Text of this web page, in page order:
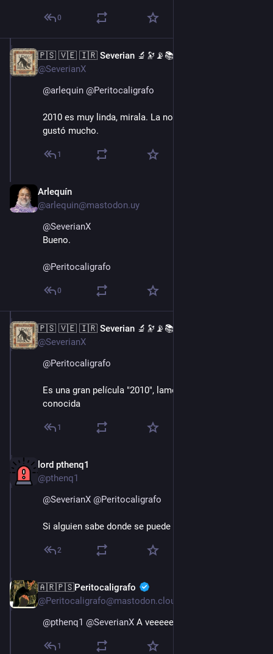
0
🇵🇸 🇻🇪 🇮🇷 Severian 🔬🔭📡📚
@SeverianX
@arlequin @Peritocaligrafo
2010 es muy linda, mirala. La novela también me
gustó mucho.
1
Arlequín
@arlequin@mastodon.uy
@SeverianX
Bueno.
@Peritocaligrafo
0
🇵🇸 🇻🇪 🇮🇷 Severian 🔬🔭📡📚
@SeverianX
@Peritocaligrafo
Es una gran película "2010", lamentablemente poco
conocida
1
lord pthenq1
@pthenq1
@SeverianX @Peritocaligrafo
Si alguien sabe donde se puede acceder.. :D
2
🇦🇷🇵🇸Peritocaligrafo
@Peritocaligrafo@mastodon.cloud
@pthenq1 @SeverianX A veeeeeeeeeer ga??
1